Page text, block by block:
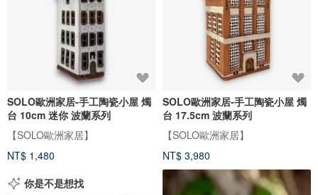
SOLO歐洲家居-手工陶瓷小屋 燭
台 10cm 迷你 波蘭系列
【SOLO歐洲家居】
NT$ 1,480
SOLO歐洲家居-手工陶瓷小屋 燭
台 17.5cm 波蘭系列
【SOLO歐洲家居】
NT$ 3,980
你是不是想找